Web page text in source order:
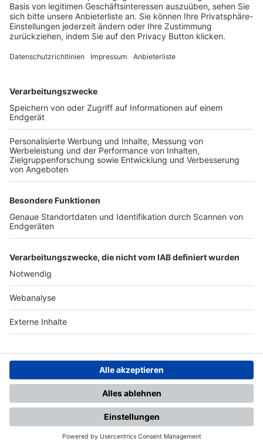
Login SpielPlus
FOLGE DEM BFV
TOP-VEREINE
TOP-PARTNER
Nutzungsbedingungen Datenschutz Impressum